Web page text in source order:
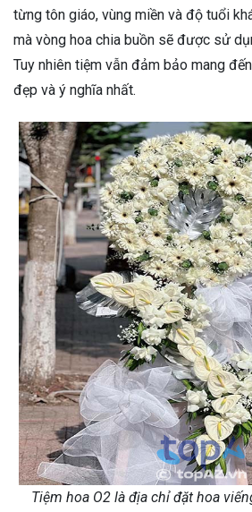
từng tôn giáo, vùng miền và độ tuổi
mà vòng hoa chia buồn sẽ được sử
Tuy nhiên tiệm vẫn đảm bảo mang
đẹp và ý nghĩa nhất.
Tiệm hoa O2 là địa chỉ đặt hoa